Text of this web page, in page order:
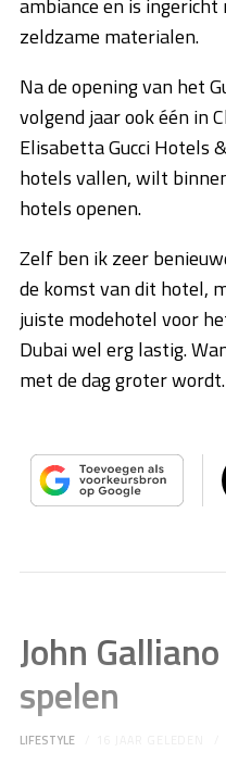
ambiance en is
zeldzame materialen.
Na de opening van het
volgend jaar ook één in
Elisabetta Gucci Hotels
hotels vallen, wilt
hotels openen.
Zelf ben ik zeer
de komst van dit hotel,
juiste modehotel voor
Dubai wel erg lastig.
met de dag groter wordt.
John
spelen
LIFESTYLE